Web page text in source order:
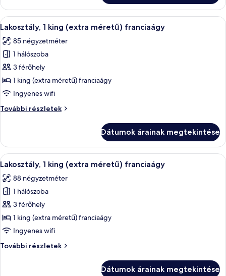
további
részletei
A
következő
szoba
összes
képének
megtekintése:
Lakosztály,
king
franciaágy
Egy modern étkező, melyben
14
Lakosztály, 1 king (extra méretű) franciaágy
85 négyzetméter
1 hálószoba
3 férőhely
1 king (extra méretű) franciaágy
Ingyenes wifi
További részletek
Lakosztály,
méretű)
franciaágy
további
Dátumok árainak megtekintése
A
következő
szoba
összes
képének
megtekintése:
Lakosztály,
king
10
Lakosztály, 1 king (extra méretű) franciaágy
88 négyzetméter
1 hálószoba
3 férőhely
1 king (extra méretű) franciaágy
Ingyenes wifi
További részletek
Lakosztály,
Dátumok árainak megtekintése